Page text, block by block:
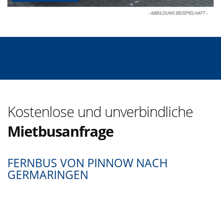
Kostenlose und unverbindliche
Mietbusanfrage
FERNBUS VON PINNOW NACH
GERMARINGEN